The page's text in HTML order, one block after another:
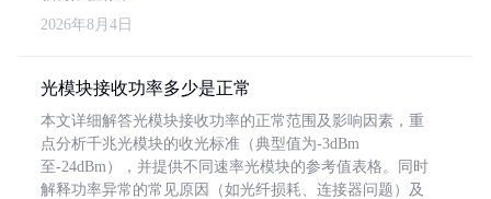
2026年8月4日
光模块接收功率多少是正常
本文详细解答光模块接收功率的正常范围及影响因素，重
点分析千兆光模块的收光标准（典型值为-3dBm
至-24dBm），并提供不同速率光模块的参考值表格。同时
解释功率异常的常见原因（如光纤损耗、连接器问题）及